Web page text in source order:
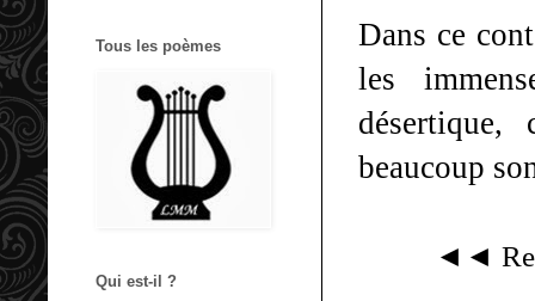
Dans ce
les
beaucoup
◄◄
Tous les poèmes
Qui est-il ?